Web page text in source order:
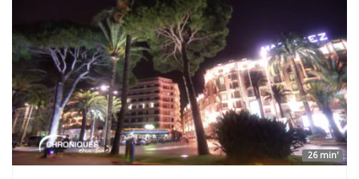
26 min'